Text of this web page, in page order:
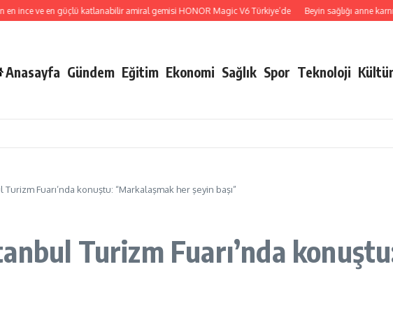
ve en güçlü katlanabilir amiral gemisi HONOR Magic V6 Türkiye’de Beyin sağlığı anne karnında
Anasayfa Gündem Eğitim Ekonomi Sağlık Spor Teknoloji
Fuarı’nda konuştu: “Markalaşmak her şeyin başı”
Turizm Fuarı’nda